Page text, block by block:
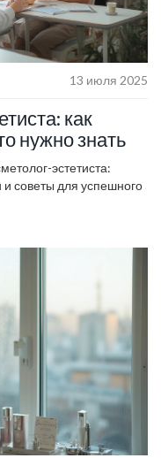
13 июля 2025
как
нужно знать
эстетиста:
советы для успешного